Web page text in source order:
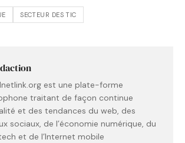
SECTEUR DES TIC
est une plate-forme
traitant de façon continue
et des tendances du web, des
sociaux, de l’économie numérique, du
et de l’Internet mobile